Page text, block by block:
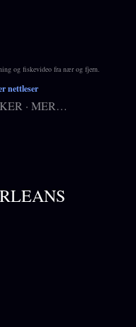
og fiskevideo fra nær og fjern.
nettleser
MER…